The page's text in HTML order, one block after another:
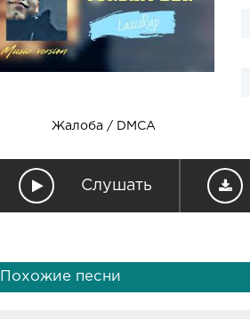
Жалоба / DMCA
Слушать
Похожие песни